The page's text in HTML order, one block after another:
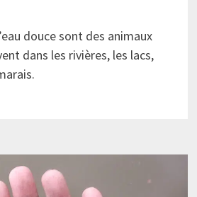
douce sont des animaux
dans les rivières, les lacs,